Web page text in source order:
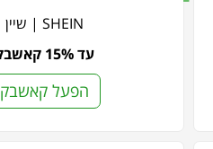
SHEIN | שיין
עד 15% קאשבק
הפעל קאשבק